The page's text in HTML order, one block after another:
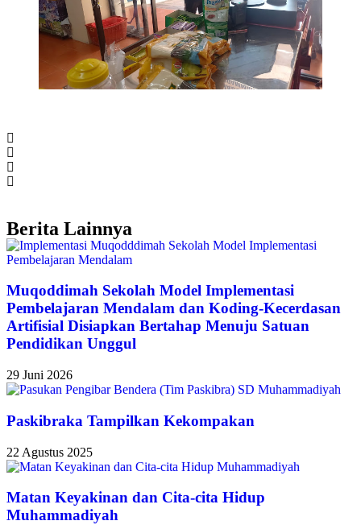
Berita Lainnya
Muqoddimah Sekolah Model Implementasi
Pembelajaran Mendalam dan Koding-Kecerdasan
Artifisial Disiapkan Bertahap Menuju Satuan
Pendidikan Unggul
29 Juni 2026
Paskibraka Tampilkan Kekompakan
22 Agustus 2025
Matan Keyakinan dan Cita-cita Hidup
Muhammadiyah